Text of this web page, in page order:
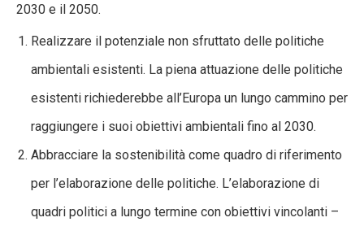
2030 e il 2050.
Realizzare il potenziale non sfruttato delle politiche
ambientali esistenti. La piena attuazione delle politiche
esistenti richiederebbe all’Europa un lungo cammino per
raggiungere i suoi obiettivi ambientali fino al 2030.
Abbracciare la sostenibilità come quadro di riferimento
per l’elaborazione delle politiche. L’elaborazione di
quadri politici a lungo termine con obiettivi vincolanti –